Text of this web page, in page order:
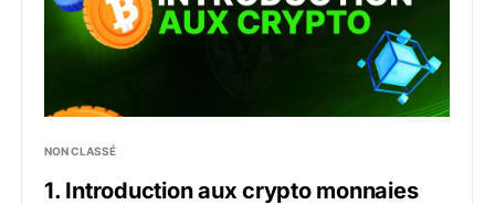
NON CLASSÉ
1. Introduction aux crypto monnaies